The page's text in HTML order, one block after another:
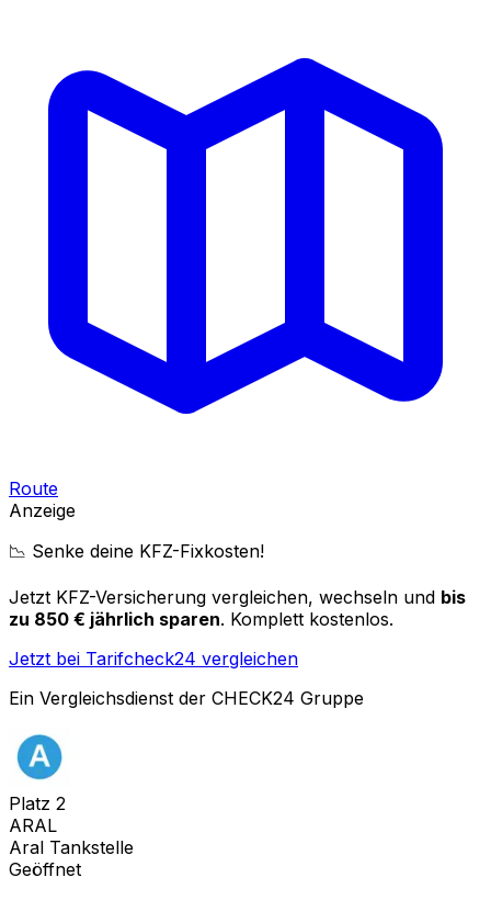
Route
Anzeige
📉 Senke deine KFZ-Fixkosten!
Jetzt KFZ-Versicherung vergleichen, wechseln und bis
zu 850 € jährlich sparen. Komplett kostenlos.
Jetzt bei Tarifcheck24 vergleichen
Ein Vergleichsdienst der CHECK24 Gruppe
Platz 2
ARAL
Aral Tankstelle
Geöffnet